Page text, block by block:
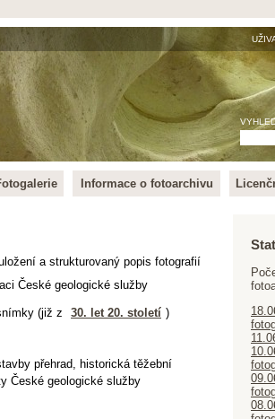
Informace o fotoarchivu
a strukturovaný popis fotografií
České geologické služby
(již z 30. let 20. století )
přehrad, historická těžební
České geologické služby